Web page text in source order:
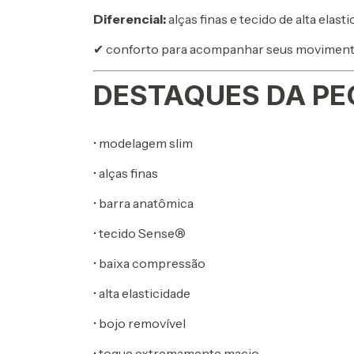
Diferencial:alças finas e tecido de alta
✔ conforto para acompanhar seus
DESTAQUES DA
• modelagem slim
• alças finas
• barra anatômica
• tecido Sense®
• baixa compressão
• alta elasticidade
• bojo removível